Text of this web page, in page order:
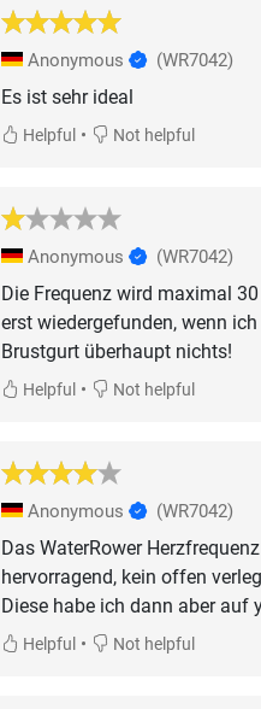
Anonymous (WR7042)
Es ist sehr ideal
Helpful • Not helpful
Anonymous (WR7042)
Die Frequenz wird maximal
erst wiedergefunden, wenn
Brustgurt überhaupt nichts!
Helpful • Not helpful
Anonymous (WR7042)
Das WaterRower
hervorragend, kein offen
Diese habe ich dann aber auf
Helpful • Not helpful